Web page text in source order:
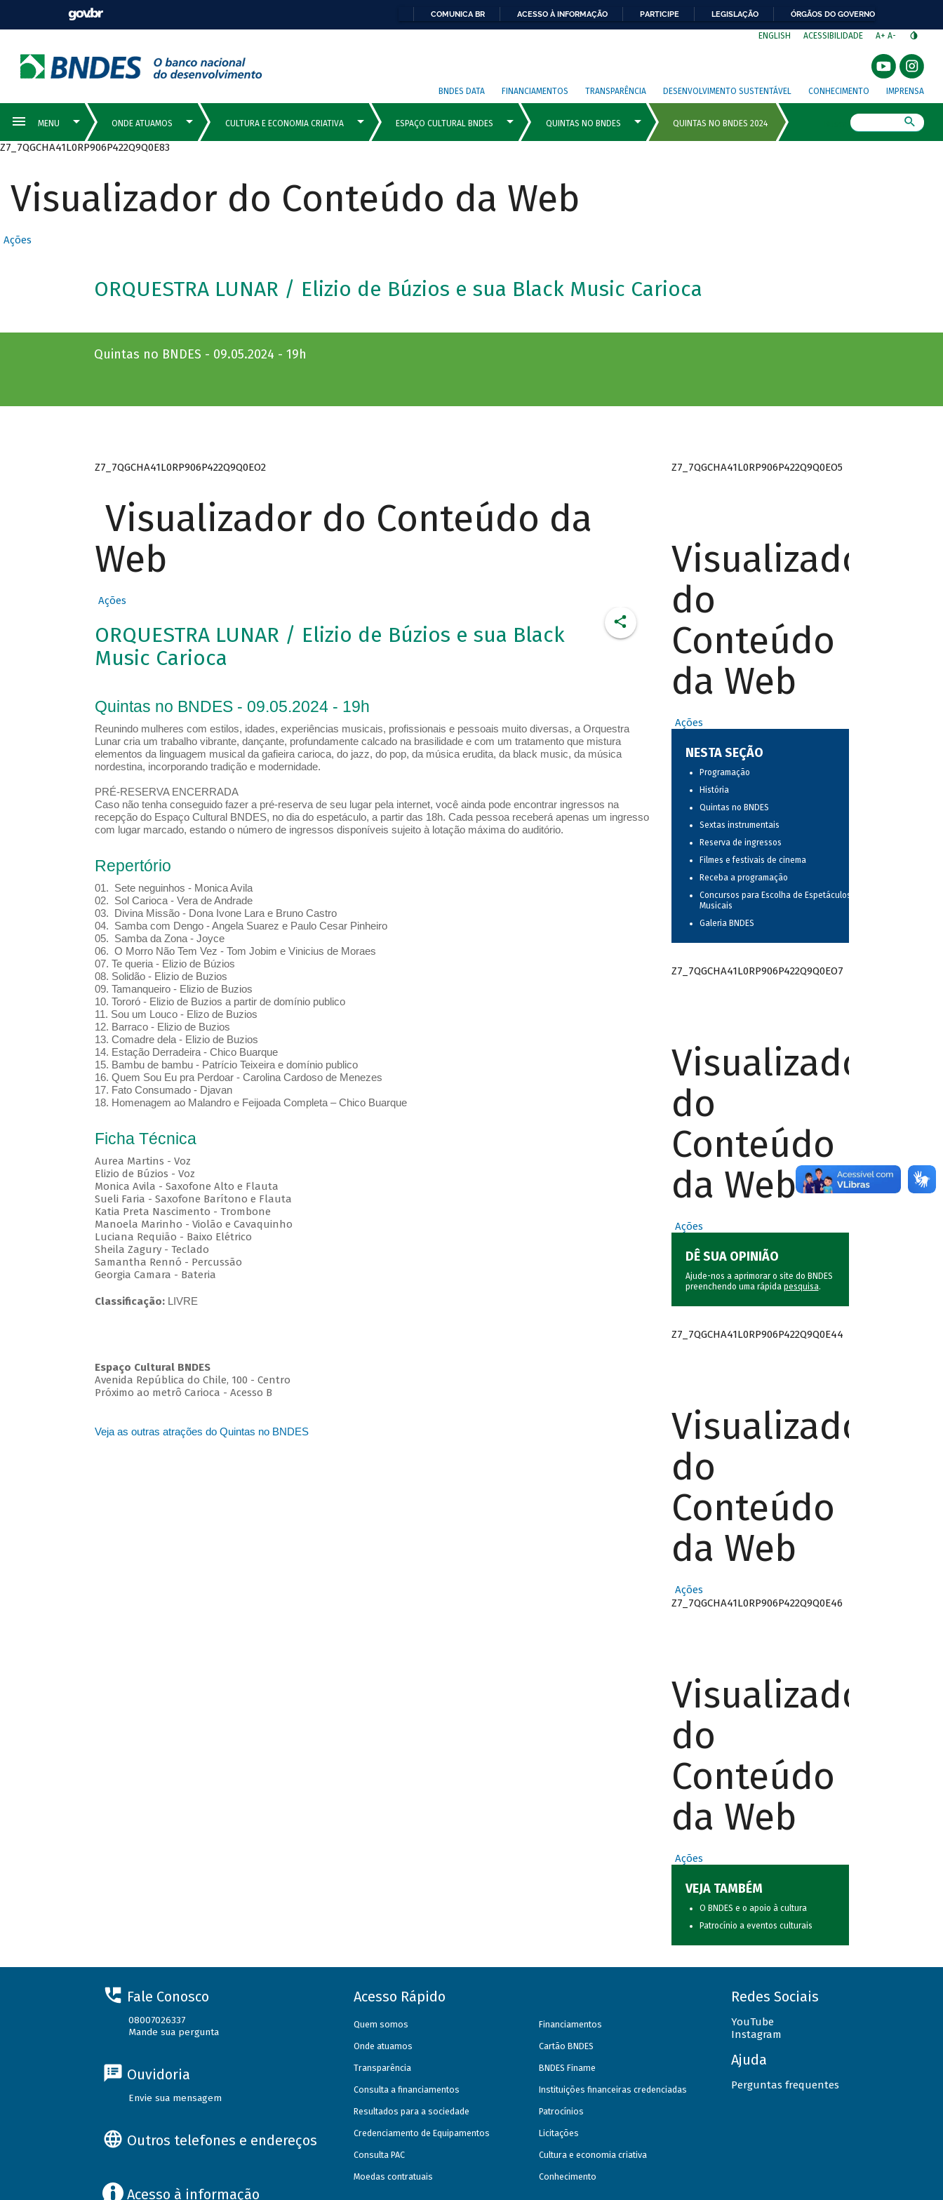
COMUNICA BR ACESSO À INFORMAÇÃO PARTICIPE LEGISLAÇÃO ÓRGÃOS DO GOVERNO
ENGLISH ACESSIBILIDADE A+ A-
BNDES DATA FINANCIAMENTOS TRANSPARÊNCIA DESENVOLVIMENTO SUSTENTÁVEL CONHECIMENTO IMPRENSA
Z7_7QGCHA41L0RP906P422Q9Q0E83
Visualizador do Conteúdo da Web
Ações
ORQUESTRA LUNAR / Elizio de Búzios e sua Black Music Carioca
Quintas no BNDES - 09.05.2024 - 19h
Z7_7QGCHA41L0RP906P422Q9Q0EO2
Visualizador do Conteúdo da
Web
Ações
ORQUESTRA LUNAR / Elizio de Búzios e sua Black
Music Carioca
Quintas no BNDES - 09.05.2024 - 19h
Reunindo mulheres com estilos, idades, experiências musicais, profissionais e pessoais muito diversas, a Orquestra
Lunar cria um trabalho vibrante, dançante, profundamente calcado na brasilidade e com um tratamento que mistura
elementos da linguagem musical da gafieira carioca, do jazz, do pop, da música erudita, da black music, da música
nordestina, incorporando tradição e modernidade.
PRÉ-RESERVA ENCERRADA
Caso não tenha conseguido fazer a pré-reserva de seu lugar pela internet, você ainda pode encontrar ingressos na
recepção do Espaço Cultural BNDES, no dia do espetáculo, a partir das 18h. Cada pessoa receberá apenas um ingresso
com lugar marcado, estando o número de ingressos disponíveis sujeito à lotação máxima do auditório.
Repertório
01. Sete neguinhos - Monica Avila
02. Sol Carioca - Vera de Andrade
03. Divina Missão - Dona Ivone Lara e Bruno Castro
04. Samba com Dengo - Angela Suarez e Paulo Cesar Pinheiro
05. Samba da Zona - Joyce
06. O Morro Não Tem Vez - Tom Jobim e Vinicius de Moraes
07. Te queria - Elizio de Búzios
08. Solidão - Elizio de Buzios
09. Tamanqueiro - Elizio de Buzios
10. Tororó - Elizio de Buzios a partir de domínio publico
11. Sou um Louco - Elizo de Buzios
12. Barraco - Elizio de Buzios
13. Comadre dela - Elizio de Buzios
14. Estação Derradeira - Chico Buarque
15. Bambu de bambu - Patrício Teixeira e domínio publico
16. Quem Sou Eu pra Perdoar - Carolina Cardoso de Menezes
17. Fato Consumado - Djavan
18. Homenagem ao Malandro e Feijoada Completa – Chico Buarque
Ficha Técnica
Aurea Martins - Voz
Elizio de Búzios - Voz
Monica Avila - Saxofone Alto e Flauta
Sueli Faria - Saxofone Barítono e Flauta
Katia Preta Nascimento - Trombone
Manoela Marinho - Violão e Cavaquinho
Luciana Requião - Baixo Elétrico
Sheila Zagury - Teclado
Samantha Rennó - Percussão
Georgia Camara - Bateria
Classificação: LIVRE
Espaço Cultural BNDES
Avenida República do Chile, 100 - Centro
Próximo ao metrô Carioca - Acesso B
Veja as outras atrações do Quintas no BNDES
Z7_7QGCHA41L0RP906P422Q9Q0EO5
Visualizador
do
Conteúdo
da Web
Ações
NESTA SEÇÃO
Programação
História
Quintas no BNDES
Sextas instrumentais
Reserva de ingressos
Filmes e festivais de cinema
Receba a programação
Concursos para Escolha de Espetáculos
Musicais
Galeria BNDES
Z7_7QGCHA41L0RP906P422Q9Q0EO7
Visualizador
do
Conteúdo
da Web
Ações
DÊ SUA OPINIÃO
Ajude-nos a aprimorar o site do BNDES
preenchendo uma rápida pesquisa.
Z7_7QGCHA41L0RP906P422Q9Q0E44
Visualizador
do
Conteúdo
da Web
Ações
Z7_7QGCHA41L0RP906P422Q9Q0E46
Visualizador
do
Conteúdo
da Web
Ações
VEJA TAMBÉM
O BNDES e o apoio à cultura
Patrocínio a eventos culturais
Fale Conosco
08007026337
Mande sua pergunta
Ouvidoria
Envie sua mensagem
Outros telefones e endereços
Acesso à informação
Acesso Rápido
Quem somos
Onde atuamos
Transparência
Consulta a financiamentos
Resultados para a sociedade
Credenciamento de Equipamentos
Consulta PAC
Moedas contratuais
Financiamentos
Cartão BNDES
BNDES Finame
Instituições financeiras credenciadas
Patrocínios
Licitações
Cultura e economia criativa
Conhecimento
Redes Sociais
YouTube
Instagram
Ajuda
Perguntas frequentes